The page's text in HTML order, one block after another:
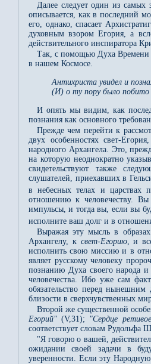
Далее следует один из
описывается, как в последний
его, однако, спасает
духовным взором Егория, а
действительного инспиратора
Так, с помощью Духа Времени
в нашем Космосе.
Антихриста увидел и
(И) о ту пору было побито
И опять мы видим, как
познания как основного
Прежде чем перейти к
двух особенностях свет-
народного Архангела. Это,
на которую неоднократно
свидетельствуют также
слушателей, приехавших в
в небесных телах и царствах
отношению к человечеству.
импульсы, и тогда вы, если вы
исполните ваш долг и в
Выражая эту мысль в
Архангелу, к свет-Егорию, и
исполнить свою миссию и в
являет русскому человеку
познанию Духа своего народа
человечества. Ибо уже сам
обязательство перед нынешним
близости в сверхчувственных
Второй же существенной
Егорий" (V,31); "Сердце
соответствует словам
"Я говорю о вашей,
ожидании своей задачи в
уверенности. Если эту